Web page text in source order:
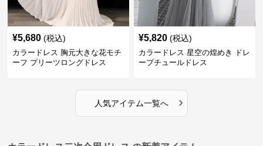
¥5,680 (税込)
カラードレス 胸元大きな花モチ
ーフ プリーツロングドレス
¥5,820 (税込)
カラードレス 星空の煌めき ドレ
ープチュールドレス
人気アイテム一覧へ ›